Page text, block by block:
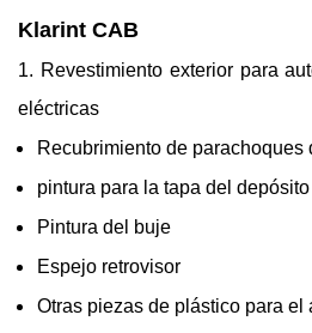
Klarint CAB
1. Revestimiento exterior para
eléctricas
Recubrimiento de parachoques
pintura para la tapa del
Pintura del buje
Espejo retrovisor
Otras piezas de plástico para el